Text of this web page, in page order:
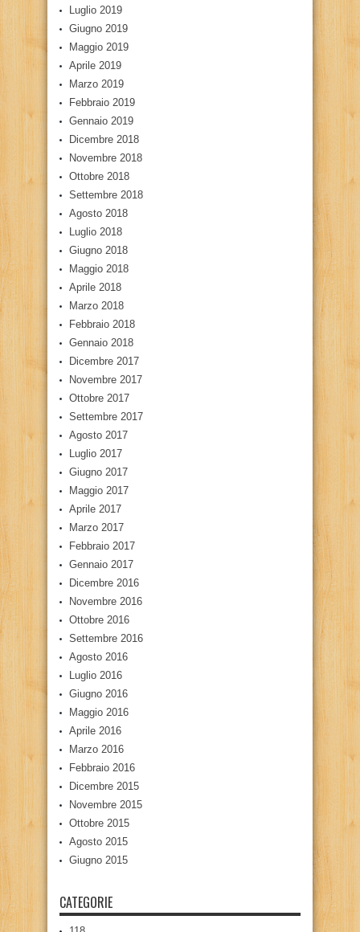
Luglio 2019
Giugno 2019
Maggio 2019
Aprile 2019
Marzo 2019
Febbraio 2019
Gennaio 2019
Dicembre 2018
Novembre 2018
Ottobre 2018
Settembre 2018
Agosto 2018
Luglio 2018
Giugno 2018
Maggio 2018
Aprile 2018
Marzo 2018
Febbraio 2018
Gennaio 2018
Dicembre 2017
Novembre 2017
Ottobre 2017
Settembre 2017
Agosto 2017
Luglio 2017
Giugno 2017
Maggio 2017
Aprile 2017
Marzo 2017
Febbraio 2017
Gennaio 2017
Dicembre 2016
Novembre 2016
Ottobre 2016
Settembre 2016
Agosto 2016
Luglio 2016
Giugno 2016
Maggio 2016
Aprile 2016
Marzo 2016
Febbraio 2016
Dicembre 2015
Novembre 2015
Ottobre 2015
Agosto 2015
Giugno 2015
CATEGORIE